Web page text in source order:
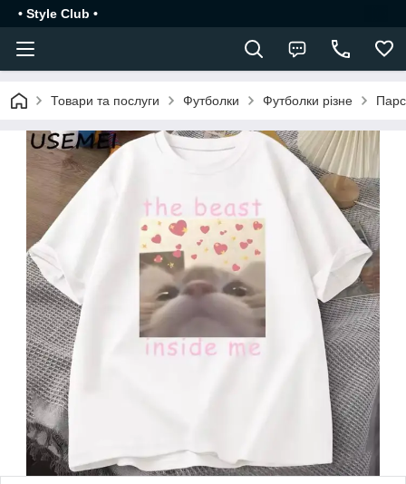
• Style Club •
Товари та послуги Футболки Футболки різне